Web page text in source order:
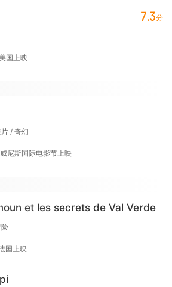
国上映
7.3分
/ 奇幻
尼斯国际电影节上映
et les secrets de Val Verde
国上映